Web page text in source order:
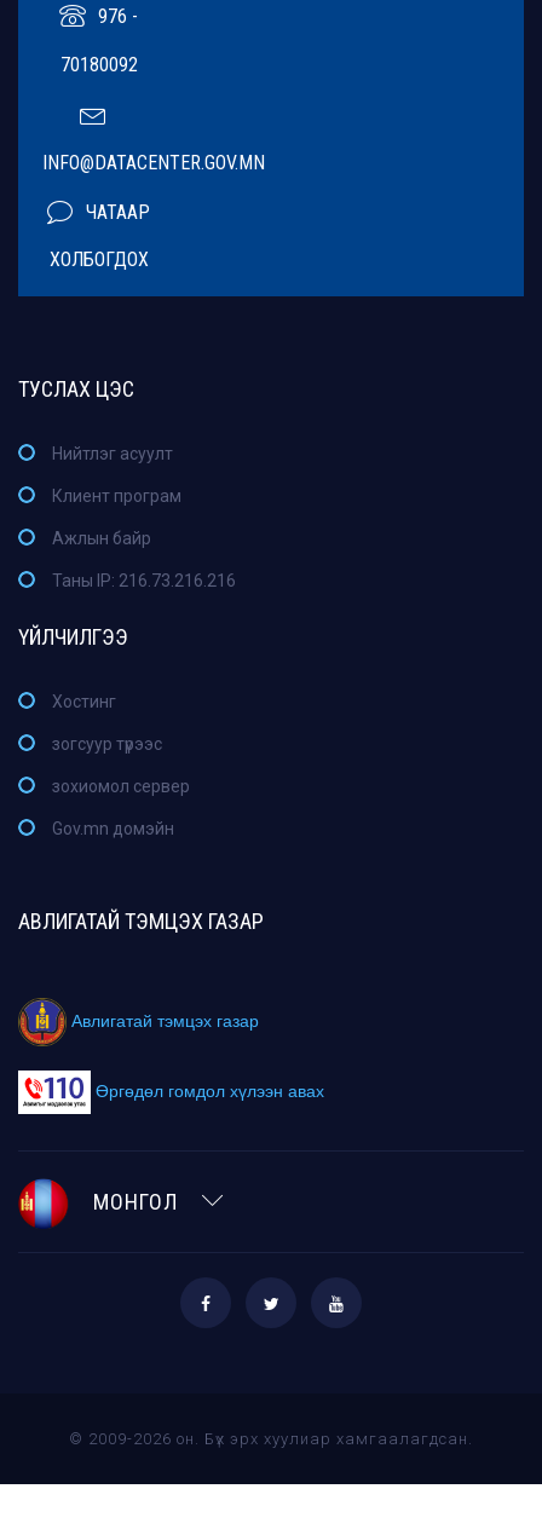
976 -
70180092
INFO@DATACENTER.GOV.MN
ЧАТААР
ХОЛБОГДОХ
ТУСЛАХ ЦЭС
Нийтлэг асуулт
Клиент програм
Ажлын байр
Таны IP: 216.73.216.216
ҮЙЛЧИЛГЭЭ
Хостинг
зогсуур түрээс
зохиомол сервер
Gov.mn домэйн
АВЛИГАТАЙ ТЭМЦЭХ ГАЗАР
Авлигатай тэмцэх газар
Өргөдөл гомдол хүлээн авах
МОНГОЛ
© 2009-2026 он. Бүх эрх хуулиар хамгаалагдсан.